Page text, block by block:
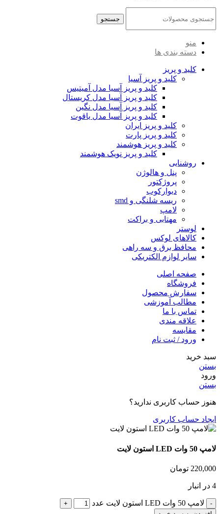
جستجو
منو
دسته بندی ها
کلید و پریز
کلید و پریز آسیا
کلید و پریز آسیا مدل آمیتیس
کلید و پریز آسیا مدل کریستال
کلید و پریز آسیا مدل نگین
کلید و پریز آسیا مدل یاقوت
کلید و پریز ایران
کلید و پریز پارت
کلید و پریز هوشمند
کلید و پریز نویک هوشمند
روشنایی
پنل و هالوژن
پروژکتور
دیوارکوب
ریسه شلنگی و smd
لامپ
مهتابی و براکت
لوستر
کالاهای لوکس
محافظ برق و سه راهی
سایر لوازم الکتریکی
صفحه اصلی
فروشگاه
سفارش محصول
مطالب آموزشی
تماس با ما
علاقه مندی
مقایسه
ورود / ثبت نام
سبد خرید
بستن
ورود
بستن
هنوز حساب کاربری ندارید؟
ایجاد حساب کاربری
لامپ 50 وات LED استون لایت
220,000 تومان
4 در انبار
لامپ 50 وات LED استون لایت عدد